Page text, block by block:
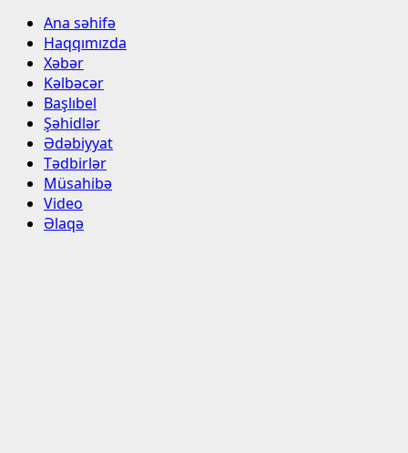
Ana səhifə
Haqqımızda
Xəbər
Kəlbəcər
Başlıbel
Şəhidlər
Ədəbiyyat
Tədbirlər
Müsahibə
Video
Əlaqə